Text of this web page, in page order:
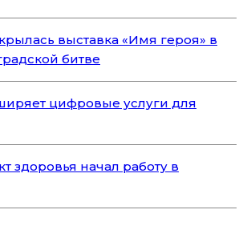
выставка «Имя героя» в
битве
цифровые услуги для
здоровья начал работу в